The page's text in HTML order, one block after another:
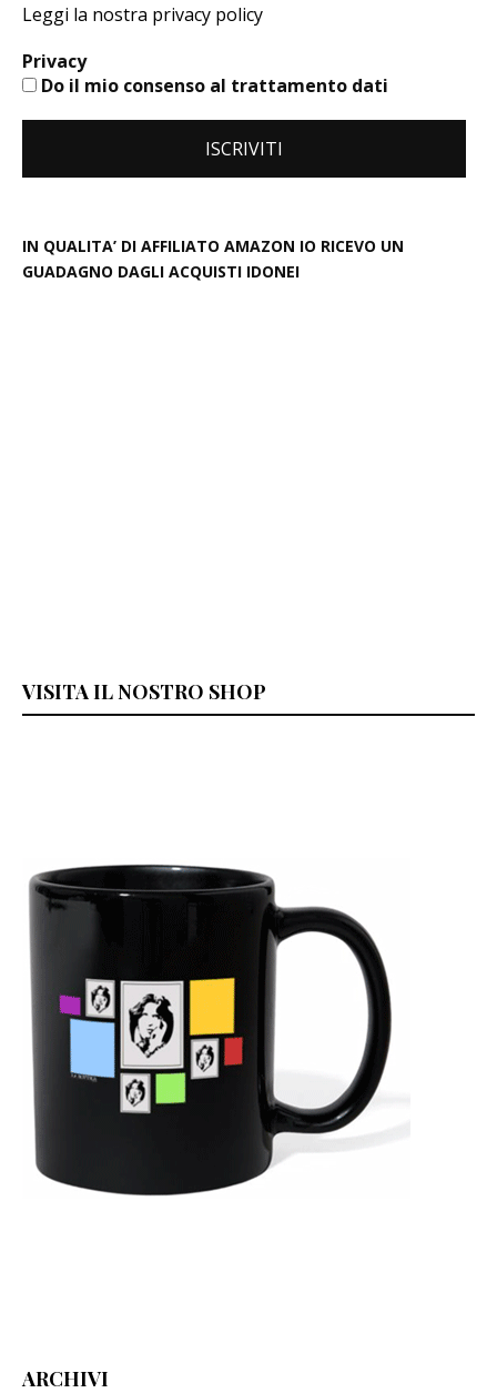
Leggi la nostra privacy policy
Privacy
Do il mio consenso al trattamento dati
IN QUALITA’ DI AFFILIATO AMAZON IO RICEVO UN
GUADAGNO DAGLI ACQUISTI IDONEI
VISITA IL NOSTRO SHOP
ARCHIVI